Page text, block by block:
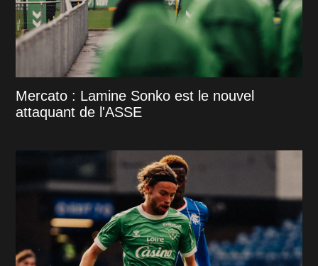
Mercato : Lamine Sonko est le nouvel
attaquant de l'ASSE